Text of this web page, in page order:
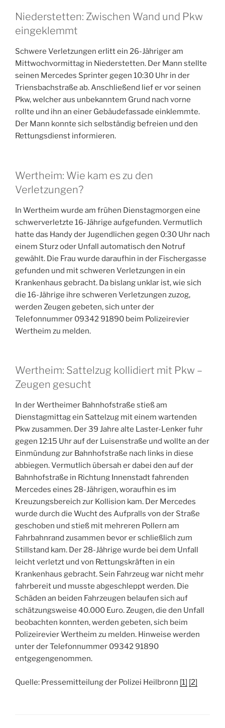
Niederstetten: Zwischen Wand und Pkw
eingeklemmt
Schwere Verletzungen erlitt ein 26-Jähriger am
Mittwochvormittag in Niederstetten. Der Mann stellte
seinen Mercedes Sprinter gegen 10:30 Uhr in der
Triensbachstraße ab. Anschließend lief er vor seinen
Pkw, welcher aus unbekanntem Grund nach vorne
rollte und ihn an einer Gebäudefassade einklemmte.
Der Mann konnte sich selbständig befreien und den
Rettungsdienst informieren.
Wertheim: Wie kam es zu den
Verletzungen?
In Wertheim wurde am frühen Dienstagmorgen eine
schwerverletzte 16-Jährige aufgefunden. Vermutlich
hatte das Handy der Jugendlichen gegen 0:30 Uhr nach
einem Sturz oder Unfall automatisch den Notruf
gewählt. Die Frau wurde daraufhin in der Fischergasse
gefunden und mit schweren Verletzungen in ein
Krankenhaus gebracht. Da bislang unklar ist, wie sich
die 16-Jährige ihre schweren Verletzungen zuzog,
werden Zeugen gebeten, sich unter der
Telefonnummer 09342 91890 beim Polizeirevier
Wertheim zu melden.
Wertheim: Sattelzug kollidiert mit Pkw –
Zeugen gesucht
In der Wertheimer Bahnhofstraße stieß am
Dienstagmittag ein Sattelzug mit einem wartenden
Pkw zusammen. Der 39 Jahre alte Laster-Lenker fuhr
gegen 12:15 Uhr auf der Luisenstraße und wollte an der
Einmündung zur Bahnhofstraße nach links in diese
abbiegen. Vermutlich übersah er dabei den auf der
Bahnhofstraße in Richtung Innenstadt fahrenden
Mercedes eines 28-Jährigen, woraufhin es im
Kreuzungsbereich zur Kollision kam. Der Mercedes
wurde durch die Wucht des Aufpralls von der Straße
geschoben und stieß mit mehreren Pollern am
Fahrbahnrand zusammen bevor er schließlich zum
Stillstand kam. Der 28-Jährige wurde bei dem Unfall
leicht verletzt und von Rettungskräften in ein
Krankenhaus gebracht. Sein Fahrzeug war nicht mehr
fahrbereit und musste abgeschleppt werden. Die
Schäden an beiden Fahrzeugen belaufen sich auf
schätzungsweise 40.000 Euro. Zeugen, die den Unfall
beobachten konnten, werden gebeten, sich beim
Polizeirevier Wertheim zu melden. Hinweise werden
unter der Telefonnummer 09342 91890
entgegengenommen.
Quelle: Pressemitteilung der Polizei Heilbronn [1] [2]